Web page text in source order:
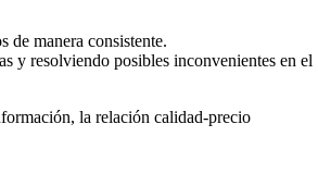
de manera consistente.
y resolviendo posibles inconvenientes en el
la relación calidad-precio